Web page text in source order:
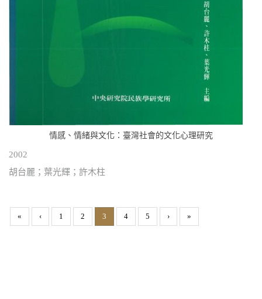
情感、情緒與文化：臺灣社會的文化心理研究
2002
胡台麗；葉光輝；許木柱
« ‹ 1 2 3 4 5 › »